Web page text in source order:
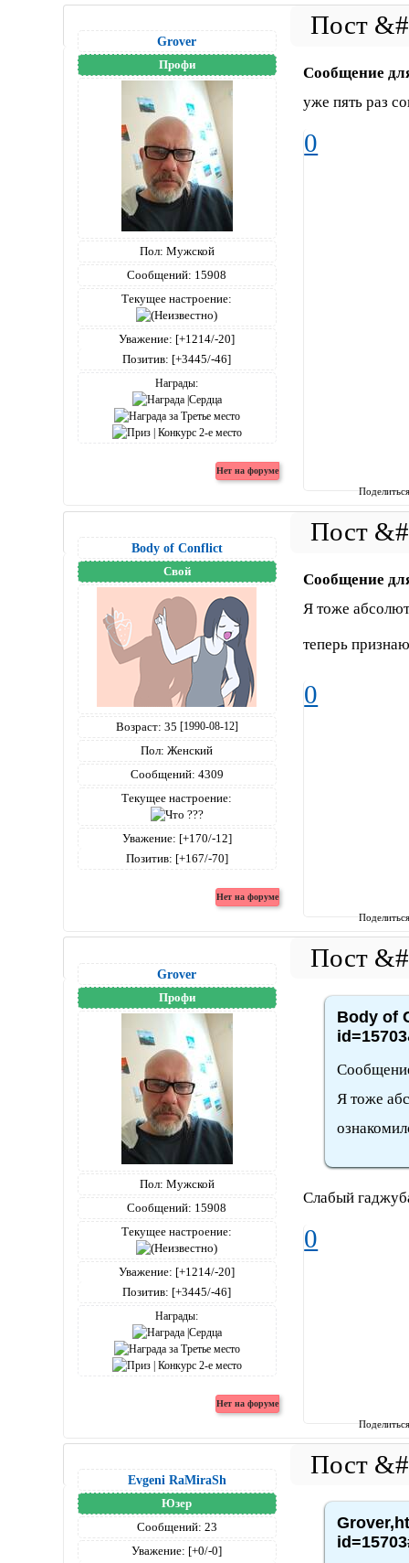
Grover
Профи
Пол: Мужской
Сообщений: 15908
Текущее настроение:
Уважение: [+1214/-20]
Позитив: [+3445/-46]
Награды:
Сообщение
уже пять раз
0
Body of Conflict
Свой
Возраст: 35 [1990-08-12]
Пол: Женский
Сообщений: 4309
Текущее настроение:
Уважение: [+170/-12]
Позитив: [+167/-70]
Сообщение
Я тоже
теперь
0
Grover
Профи
Пол: Мужской
Сообщений: 15908
Текущее настроение:
Уважение: [+1214/-20]
Позитив: [+3445/-46]
Награды:
Body of
Я тоже
Слабый
0
Evgeni RaMiraSh
Юзер
Сообщений: 23
Уважение: [+0/-0]